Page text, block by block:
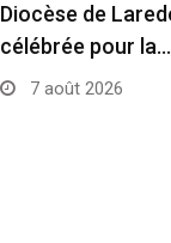
Diocèse de
célébrée pour la…
7 août 2026